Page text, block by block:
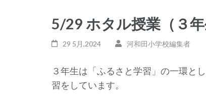
5/29 ホタル授業（３年
29 5月,2024 河和田小学校編集者
３年生は「ふるさと学習」の一環と
習をしています。